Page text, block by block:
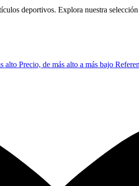
deportivos. Explora nuestra
alto Precio, de más alto a más bajo